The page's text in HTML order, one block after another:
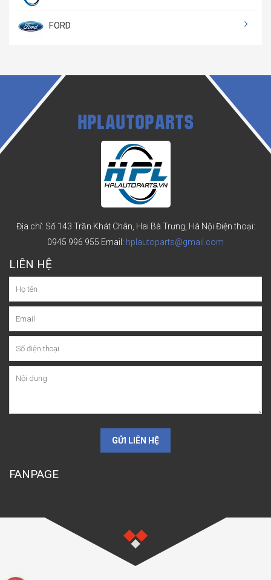
FORD
HPLAUTOPARTS
Địa chỉ: Số 143 Trần Khát Chân, Hai Bà Trưng, Hà Nội Điện thoại:
0945 996 955 Email: hplautoparts@gmail.com
LIÊN HỆ
GỬI LIÊN HỆ
FANPAGE